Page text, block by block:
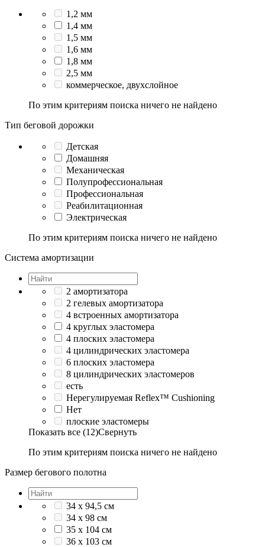
1,2 мм
1,4 мм
1,5 мм
1,6 мм
1,8 мм
2,5 мм
коммерческое, двухслойное
По этим критериям поиска ничего не найдено
Тип беговой дорожки
Детская
Домашняя
Механическая
Полупрофессиональная
Профессиональная
Реабилитационная
Электрическая
По этим критериям поиска ничего не найдено
Система амортизации
2 амортизатора
2 гелевых амортизатора
4 встроенных амортизатора
4 круглых эластомера
4 плоских эластомера
4 цилиндрических эластомера
6 плоских эластомера
8 цилиндрических эластомеров
есть
Нерегулируемая Reflex™ Cushioning
Нет
плоские эластомеры
Показать все (12)Свернуть
По этим критериям поиска ничего не найдено
Размер бегового полотна
34 х 94,5 см
34 х 98 см
35 x 104 см
36 x 103 см